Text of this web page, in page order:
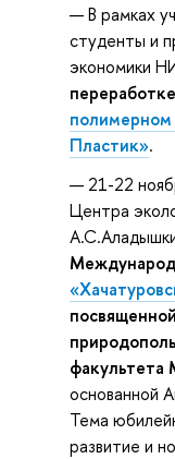
В рамках
студенты и
экономики
полимерном
Пластик».
21-22
Центра
основанной
Тема
развитие и